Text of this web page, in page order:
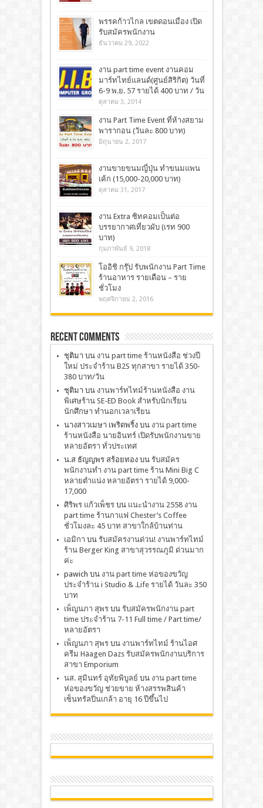
พรรคก้าวไกล เขตดอนเมือง เปิด
รับสมัครพนักงาน
ธันวาคม 29, 2022
งาน part time event งานคอม
มาร์ทไทย์แลนด์(ศูนย์สิริกิต) วันที่
6-9 พ.ย. 57 รายได้ 400 บาท / วัน
ตุลาคม 3, 2014
งาน Part Time Event ที่ห้างสยาม
พารากอน (วันละ 800 บาท)
มิถุนายน 2, 2017
งานขายขนมญี่ปุ่น ทำขนมแพน
เค้ก (15,000-20,000 บาท)
ตุลาคม 31, 2017
งาน Extra ซิทคอมเป็นต่อ
บรรยากาศเที่ยวผับ (เรท 900
บาท)
กุมภาพันธ์ 9, 2018
โออิชิ กรุ๊ป รับพนักงาน Part Time
ร้านอาหาร รายเดือน – ราย
ชั่วโมง
พฤศจิกายน 2, 2016
Recent Comments
ชุติมา บน งาน part time ร้านหนังสือ ช่วงปี
ใหม่ ประจำร้าน B2S ทุกสาขา รายได้ 350-
380 บาท/วัน
ชุติมา บน งานพาร์ทไทม์ร้านหนังสือ งาน
พิเศษร้าน SE-ED Book สำหรับนักเรียน
นักศึกษา ทำนอกเวลาเรียน
นางสาวเมษา เพริดพริ้งบน งาน part time
ร้านหนังสือ นายอินทร์ เปิดรับพนักงานขาย
หลายอัตรา ทั่วประเทศ
น.ส ธัญญพร สร้อยทองบน รับสมัคร
พนักงานทำ งาน part time ร้าน Mini Big C
หลายตำแน่ง หลายอัตรา รายได้ 9,000-
17,000
ศิริพร แก้วเพ็ชรบน เเนะนำงาน 2558 งาน
part time ร้านกาแฟ Chester’s Coffee
ชั่วโมงละ 45 บาท สาขาใกล้บ้านท่าน
เอมิกา บน รับสมัครงานด่วน! งานพาร์ทไทม์
ร้าน Berger King สาขาสุวรรณภูมิ ด่วนมาก
ค่ะ
pawich บน งาน part time ห่อของขวัญ
ประจำร้าน i Studio & .Life รายได้ วันละ 350
บาท
เพ็ญนภา สุพรบน รับสมัครพนักงาน part
time ประจำร้าน 7-11 Full time / Part time/
หลายอัตรา
เพ็ญนภา สุพรบน งานพาร์ทไทม์ ร้านไอศ
ครีม Häagen Dazs รับสมัครพนักงานบริการ
สาขา Emporium
นส. สุมินทร์ อุทัยพิบูลย์ บน งาน part time
ห่อของขวัญ ช่วยขาย ห้างสรรพสินค้า
เซ็นทรัลปิ่นเกล้า อายุ 16 ปีขึ้นไป